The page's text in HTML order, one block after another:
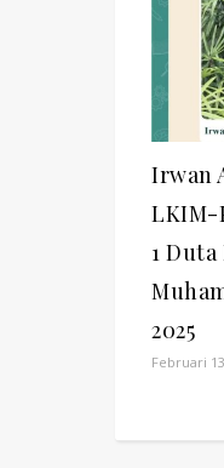
Irwan
LKIM-
1
2025
Februari